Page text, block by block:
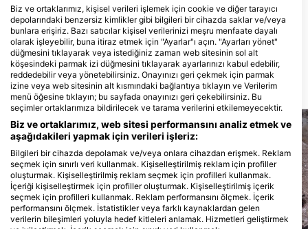
Samos Dive Center
Konstantinou Kanari 1, 83103
PYTHAGOREIO, Yunanİstan
Yakındaki dalış bölgeleri
Biz ve ortaklarımız, kişisel verileri işlemek için cookie ve diğer tarayıcı
depolarındaki benzersiz kimlikler gibi bilgileri bir cihazda saklar ve/veya
bunlara erişiriz. Bazı satıcılar kişisel verilerinizi meşru menfaate dayalı
olarak işleyebilir, buna itiraz etmek için "Ayarlar"ı açın. "Ayarları yönet"
düğmesini tıklayarak veya istediğiniz zaman web sitesinin sol alt
köşesindeki parmak izi düğmesini tıklayarak ayarlarınızı kabul edebilir,
reddedebilir veya yönetebilirsiniz. Onayınızı geri çekmek için parmak
izine veya web sitesinin alt kısmındaki bağlantıya tıklayın ve Verilerim
menü öğesine tıklayın; bu sayfada onayınızı geri çekebilirsiniz. Bu
seçimler ortaklarımıza bildirilecek ve tarama verilerini etkilemeyecektir.
Biz ve ortaklarımız, web sitesi performansını analiz etmek ve
aşağıdakileri yapmak için verileri işleriz:
Bilgileri bir cihazda depolamak ve/veya onlara cihazdan erişmek. Reklam
seçmek için sınırlı veri kullanmak. Kişiselleştirilmiş reklam için profiller
oluşturmak. Kişiselleştirilmiş reklam seçmek için profilleri kullanmak.
İçeriği kişiselleştirmek için profiller oluşturmak. Kişiselleştirilmiş içerik
seçmek için profilleri kullanmak. Reklam performansını ölçmek. İçerik
performansını ölçmek. İstatistikler veya farklı kaynaklardan gelen
verilerin bileşimleri yoluyla hedef kitleleri anlamak. Hizmetleri geliştirmek